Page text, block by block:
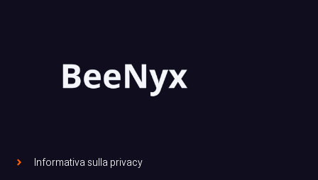
Informativa sulla privacy